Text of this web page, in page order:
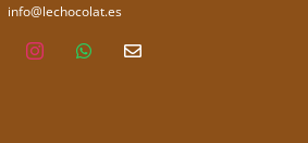
info@lechocolat.es
FacebookInstagramWhatsAppCorreo